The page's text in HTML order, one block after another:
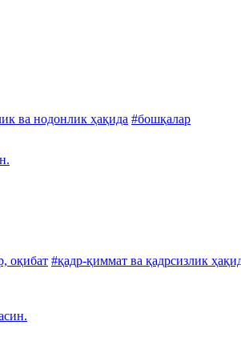
ва нодонлик ҳақида #бошқалар
оқибат #қадр-қиммат ва қадрсизлик